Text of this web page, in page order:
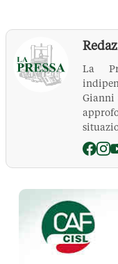
La
Gianni
La Pressa